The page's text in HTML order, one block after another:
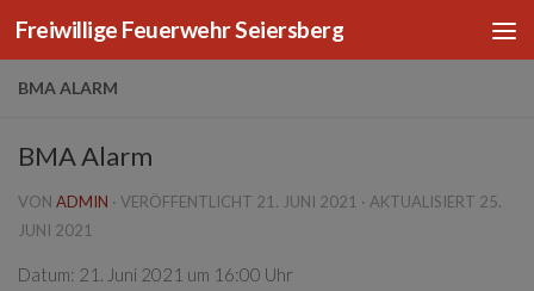
Zum Inhalt springen
Freiwillige Feuerwehr Seiersberg
BMA ALARM
BMA Alarm
VON ADMIN · VERÖFFENTLICHT 21. JUNI 2021 · AKTUALISIERT 25.
JUNI 2021
Datum: 21. Juni 2021 um 16:00 Uhr